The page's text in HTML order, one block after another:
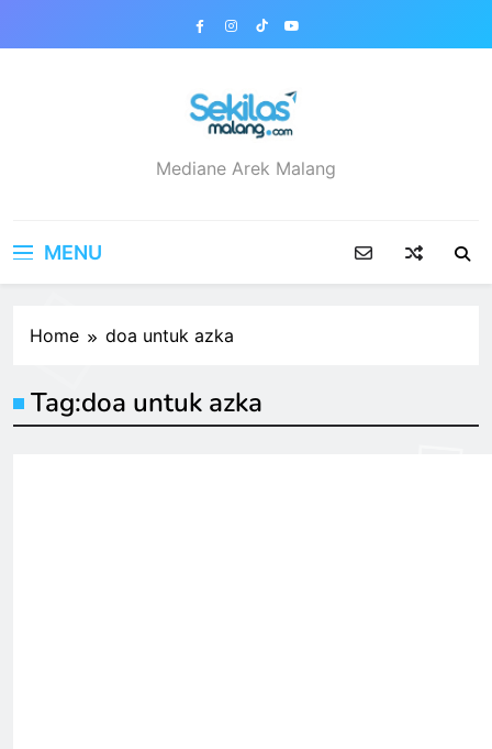
sekilasmalang.com
Mediane Arek Malang
MENU
Home doa untuk azka
Tag:doa untuk azka